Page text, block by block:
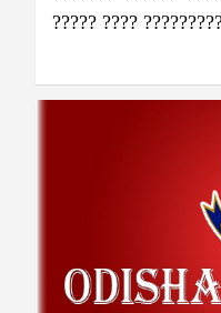
????? ????